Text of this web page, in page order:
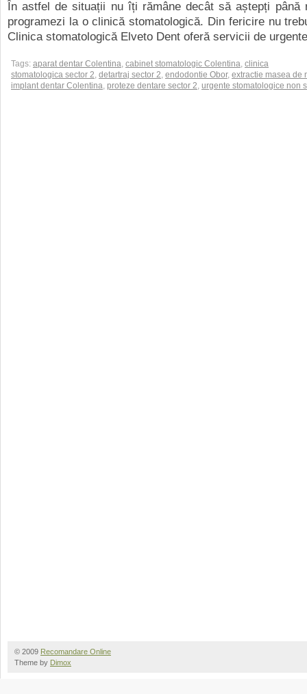
În astfel de situații nu îți rămâne decât să aștepți până
programezi la o clinică stomatologică. Din fericire nu
Clinica stomatologică Elveto Dent oferă servicii de
Tags: aparat dentar Colentina, cabinet stomatologic Colentina, clinica
stomatologica sector 2, detartraj sector 2, endodontie Obor, extractie masea de
implant dentar Colentina, proteze dentare sector 2, urgente stomatologice non
© 2009 Recomandare Online
Theme by Dimox